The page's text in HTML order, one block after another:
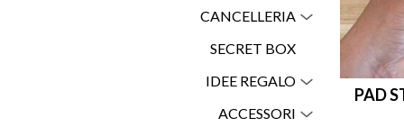
CANCELLERIA
SECRET BOX
IDEE REGALO
ACCESSORI
PAD